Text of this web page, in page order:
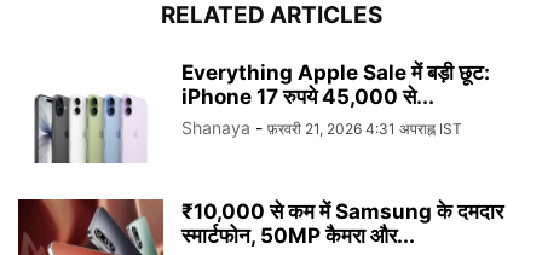
RELATED ARTICLES
Everything Apple Sale में बड़ी छूट:
iPhone 17 रुपये 45,000 से...
Shanaya - फ़रवरी 21, 2026 4:31 अपराह्न IST
₹10,000 से कम में Samsung के दमदार
स्मार्टफोन, 50MP कैमरा और...